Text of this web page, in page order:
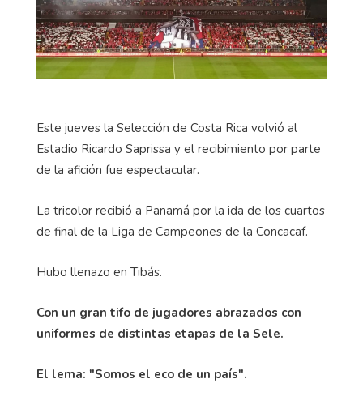
Este jueves la Selección de Costa Rica volvió al
Estadio Ricardo Saprissa y el recibimiento por parte
de la afición fue espectacular.
La tricolor recibió a Panamá por la ida de los cuartos
de final de la Liga de Campeones de la Concacaf.
Hubo llenazo en Tibás.
Con un gran tifo de jugadores abrazados con
uniformes de distintas etapas de la Sele.
El lema: "Somos el eco de un país".